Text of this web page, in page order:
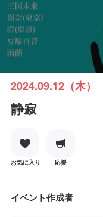
2024.09.12（木）
静寂
お気に入り 応援
イベント作成者